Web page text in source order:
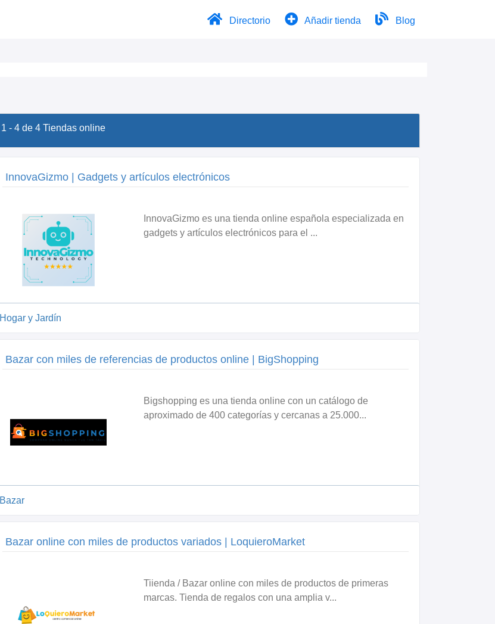
Directorio Añadir tienda Blog
1 - 4 de 4 Tiendas online
InnovaGizmo | Gadgets y artículos electrónicos
InnovaGizmo es una tienda online española especializada en
gadgets y artículos electrónicos para el ...
Hogar y Jardín
Bazar con miles de referencias de productos online | BigShopping
Bigshopping es una tienda online con un catálogo de
aproximado de 400 categorías y cercanas a 25.000...
Bazar
Bazar online con miles de productos variados | LoquieroMarket
Tiienda / Bazar online con miles de productos de primeras
marcas. Tienda de regalos con una amplia v...